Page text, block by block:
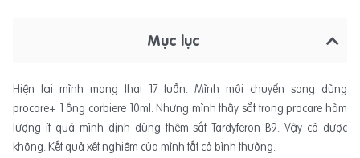
Mục lục
Hiện tại mình mang thai 17 tuần. Mình mới chuyển sang dùng
procare+ 1 ống corbiere 10ml. Nhưng mình thấy sắt trong procare hàm
lượng ít quá mình định dùng thêm sắt Tardyferon B9. Vậy có được
không. Kết quả xét nghiệm của mình tất cả bình thường.